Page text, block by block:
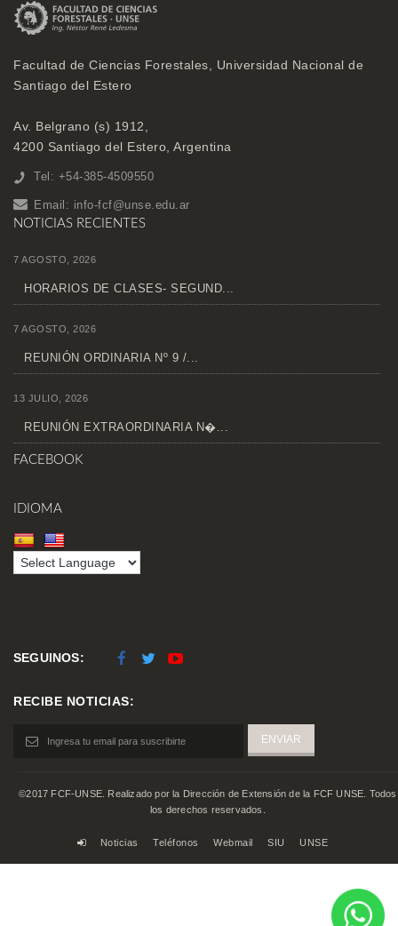
Facultad de Ciencias Forestales, Universidad Nacional de
Santiago del Estero
Av. Belgrano (s) 1912,
4200 Santiago del Estero, Argentina
Tel: +54-385-4509550
Email: info-fcf@unse.edu.ar
NOTICIAS RECIENTES
7 AGOSTO, 2026
HORARIOS DE CLASES- SEGUND...
7 AGOSTO, 2026
REUNIÓN ORDINARIA Nº 9 /...
13 JULIO, 2026
REUNIÓN EXTRAORDINARIA N�...
FACEBOOK
IDIOMA
SEGUINOS:
RECIBE NOTICIAS:
©2017 FCF-UNSE. Realizado por la Dirección de Extensión de la FCF UNSE. Todos
los derechos reservados.
Noticias Teléfonos Webmail SIU UNSE